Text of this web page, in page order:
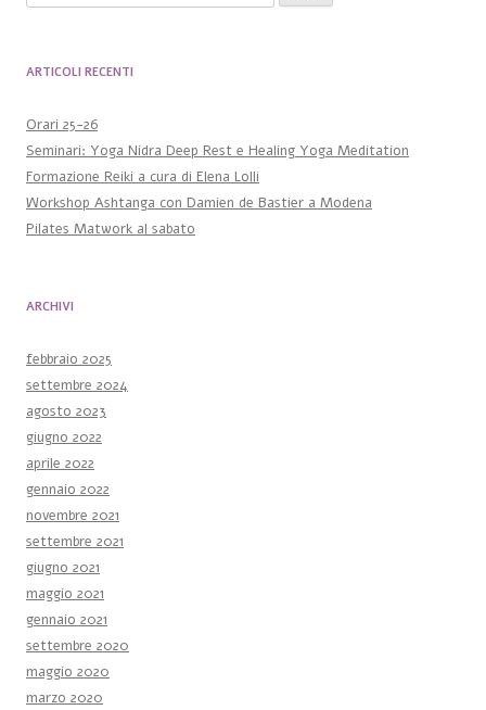
ARTICOLI RECENTI
Orari 25-26
Seminari: Yoga Nidra Deep Rest e Healing Yoga Meditation
Formazione Reiki a cura di Elena Lolli
Workshop Ashtanga con Damien de Bastier a Modena
Pilates Matwork al sabato
ARCHIVI
febbraio 2025
settembre 2024
agosto 2023
giugno 2022
aprile 2022
gennaio 2022
novembre 2021
settembre 2021
giugno 2021
maggio 2021
gennaio 2021
settembre 2020
maggio 2020
marzo 2020